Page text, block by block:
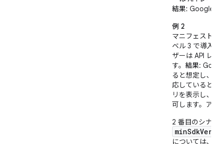
結果: Google
例 2
マニフェスト
ベル 3 で導入
ザーは API レ
す。 結果:
ると想定し、
応していると
リを表示し、
可します。ア
2 番目のシナ
については、